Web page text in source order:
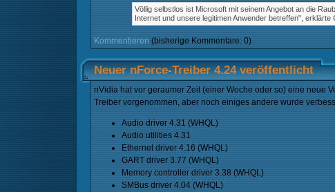
Völlig selbstlos ist Microsoft mit seinem Angebot an die
Internet und unsere legitimen Anwender betreffen", erklärte
Kommentieren (bisherige Kommentare: 0)
Neuer nForce-Treiber 4.24 veröffentlicht
nVidia hat vor geraumer Zeit (einer Woche oder so) eine neue
Treiber vorgenommen, aber noch einiges andere wurde
Audio driver 4.31 (WHQL)
Audio utilities 4.31
Ethernet driver 4.16 (WHQL)
GART driver 3.77 (WHQL)
Memory controller driver 3.38 (WHQL)
SMBus driver 4.04 (WHQL)